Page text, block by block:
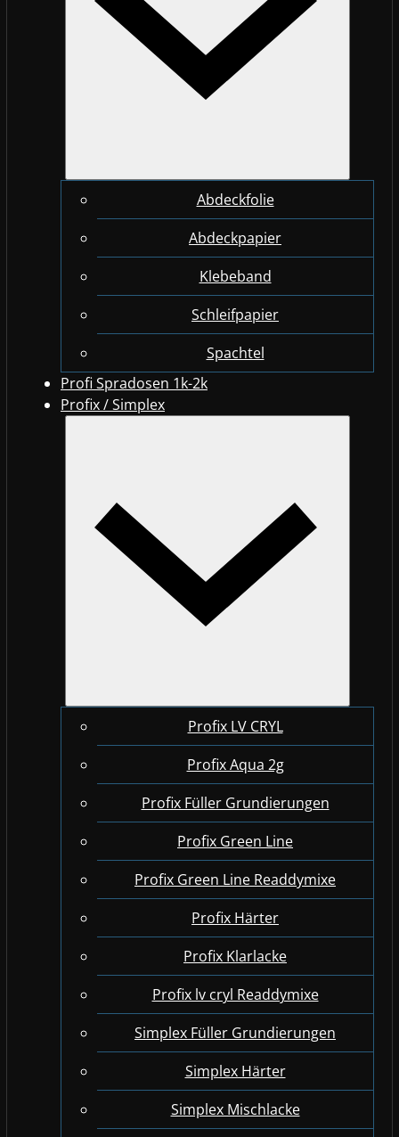
Abdeckfolie
Abdeckpapier
Klebeband
Schleifpapier
Spachtel
Profi Spradosen 1k-2k
Profix / Simplex
Profix LV CRYL
Profix Aqua 2g
Profix Füller Grundierungen
Profix Green Line
Profix Green Line Readdymixe
Profix Härter
Profix Klarlacke
Profix lv cryl Readdymixe
Simplex Füller Grundierungen
Simplex Härter
Simplex Mischlacke